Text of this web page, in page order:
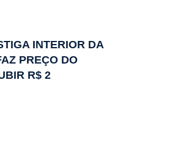
INTERIOR DA
PREÇO DO
R$ 2